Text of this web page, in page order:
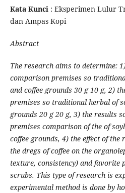
Kata Kunci: Eksperimen Lulur
dan Ampas Kopi
Abstract
The research aims to determine:
comparison premises so
and coffee grounds 30 g 10 g, 2)
premises so traditional herbal of
grounds 20 g 20 g, 3) the results
premises comparison of the of
coffee grounds, 4) the effect of the
the dregs of coffee on the
texture, consistency) and favorite
scrubs. This type of research is
experimental method is done by